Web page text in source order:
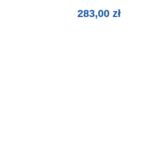
283,00zł